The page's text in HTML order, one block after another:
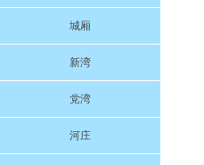
城厢
新湾
党湾
河庄